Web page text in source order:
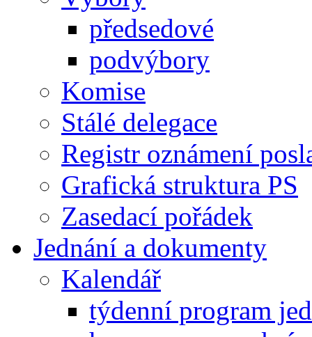
předsedové
podvýbory
Komise
Stálé delegace
Registr oznámení
Grafická struktura PS
Zasedací pořádek
Jednání a dokumenty
Kalendář
týdenní program